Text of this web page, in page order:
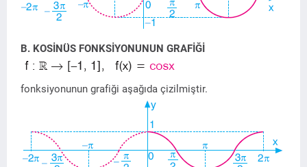
B. KOSİNÜS FONKSİYONUNUN GRAFİĞİ
fonksiyonunun grafiği aşağıda çizilmiştir.